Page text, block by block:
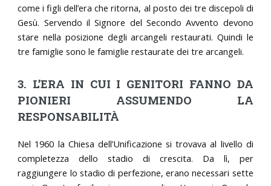
come i figli dell’era che ritorna, al posto dei tre discepoli di
Gesù. Servendo il Signore del Secondo Avvento devono
stare nella posizione degli arcangeli restaurati. Quindi le
tre famiglie sono le famiglie restaurate dei tre arcangeli.
3. L’ERA IN CUI I GENITORI FANNO DA
PIONIERI ASSUMENDO LA
RESPONSABILITÀ
Nel 1960 la Chiesa dell’Unificazione si trovava al livello di
completezza dello stadio di crescita. Da lì, per
raggiungere lo stadio di perfezione, erano necessari sette